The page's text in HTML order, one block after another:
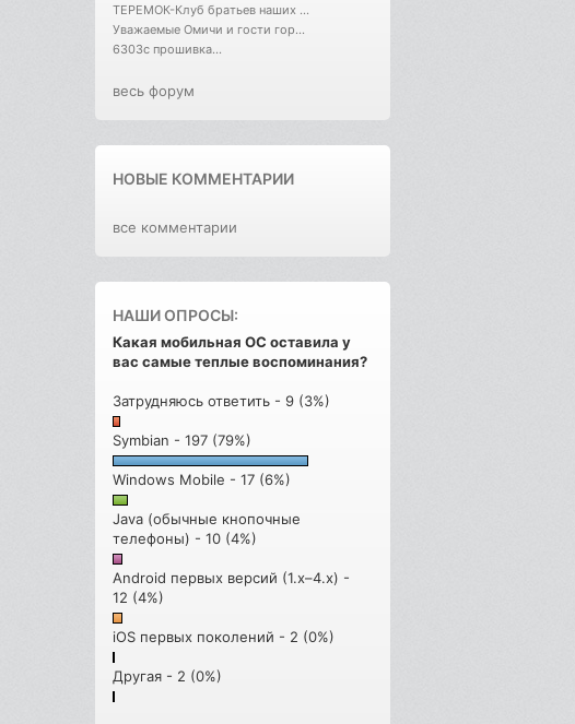
ТЕРЕМОК-Клуб братьев наших ...
Уважаемые Омичи и гости гор...
6303с прошивка...
весь форум
НОВЫЕ КОММЕНТАРИИ
все комментарии
НАШИ ОПРОСЫ:
Какая мобильная ОС оставила у
вас самые теплые воспоминания?
Затрудняюсь ответить - 9 (3%)
Symbian - 197 (79%)
Windows Mobile - 17 (6%)
Java (обычные кнопочные
телефоны) - 10 (4%)
Android первых версий (1.x–4.x) -
12 (4%)
iOS первых поколений - 2 (0%)
Другая - 2 (0%)